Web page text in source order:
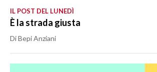
IL POST DEL LUNEDÌ
È la strada giusta
Di Bepi Anziani